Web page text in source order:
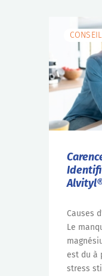
Causes
Le
est du à
stress